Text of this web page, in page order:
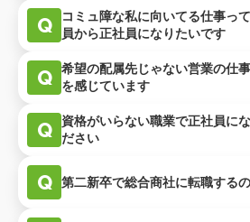
Q
コミュ障な私に向いてる仕事っ
員から正社員になりたいです
Q
希望の配属先じゃない営業の仕
を感じています
Q
資格がいらない職業で正社員に
ださい
Q 第二新卒で総合商社に転職する